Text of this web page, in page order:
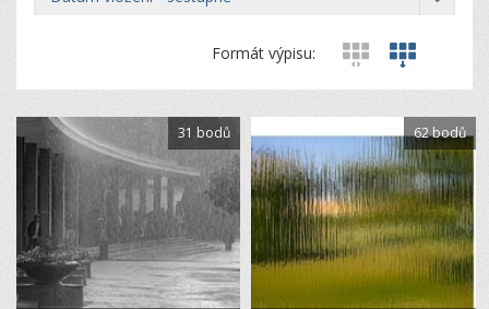
Formát výpisu:
31 bodů 62 bodů